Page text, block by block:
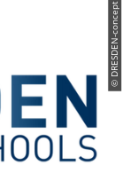
© DRESDEN-concept